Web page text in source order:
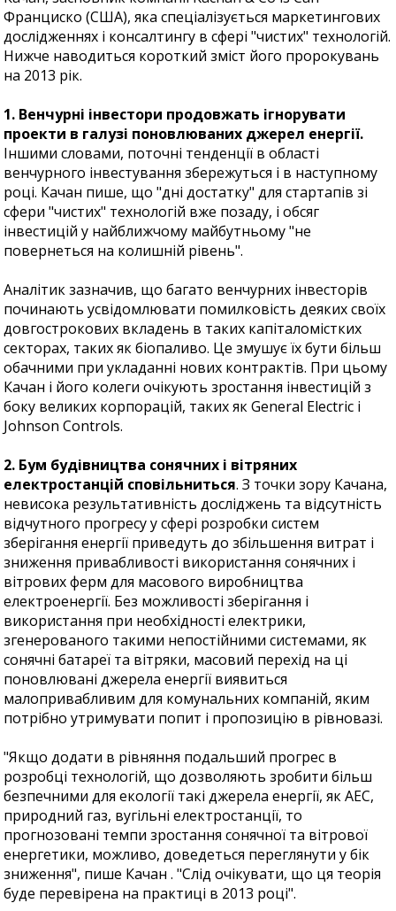
Франциско (США), яка спеціалізується маркетингових
дослідженнях і консалтингу в сфері "чистих" технологій.
Нижче наводиться короткий зміст його пророкувань
на 2013 рік.
1. Венчурні інвестори продовжать ігнорувати
проекти в галузі поновлюваних джерел енергії.
Іншими словами, поточні тенденції в області
венчурного інвестування збережуться і в наступному
році. Качан пише, що "дні достатку" для стартапів зі
сфери "чистих" технологій вже позаду, і обсяг
інвестицій у найближчому майбутньому "не
повернеться на колишній рівень".
Аналітик зазначив, що багато венчурних інвесторів
починають усвідомлювати помилковість деяких своїх
довгострокових вкладень в таких капіталомістких
секторах, таких як біопаливо. Це змушує їх бути більш
обачними при укладанні нових контрактів. При цьому
Качан і його колеги очікують зростання інвестицій з
боку великих корпорацій, таких як General Electric і
Johnson Controls.
2. Бум будівництва сонячних і вітряних
електростанцій сповільниться. З точки зору Качана,
невисока результативність досліджень та відсутність
відчутного прогресу у сфері розробки систем
зберігання енергії приведуть до збільшення витрат і
зниження привабливості використання сонячних і
вітрових ферм для масового виробництва
електроенергії. Без можливості зберігання і
використання при необхідності електрики,
згенерованого такими непостійними системами, як
сонячні батареї та вітряки, масовий перехід на ці
поновлювані джерела енергії виявиться
малопривабливим для комунальних компаній, яким
потрібно утримувати попит і пропозицію в рівновазі.
"Якщо додати в рівняння подальший прогрес в
розробці технологій, що дозволяють зробити більш
безпечними для екології такі джерела енергії, як АЕС,
природний газ, вугільні електростанції, то
прогнозовані темпи зростання сонячної та вітрової
енергетики, можливо, доведеться переглянути у бік
зниження", пише Качан . "Слід очікувати, що ця теорія
буде перевірена на практиці в 2013 році".